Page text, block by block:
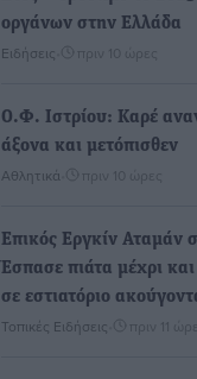
οργάνων στην Ελλάδα
Ειδήσεις πριν 10 ώρες
Ο.Φ. Ιστρίου: Καρέ
άξονα και μετόπισθεν
Αθλητικά πριν 10 ώρες
Επικός Εργκίν Αταμάν
Έσπασε πιάτα μέχρι
σε εστιατόριο
Τοπικές Ειδήσεις πριν 11 ώρες